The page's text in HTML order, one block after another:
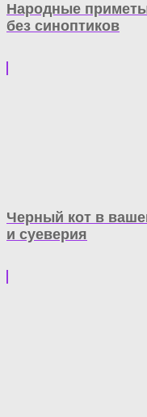
Народные
без синоптиков
Черный кот в
и суеверия